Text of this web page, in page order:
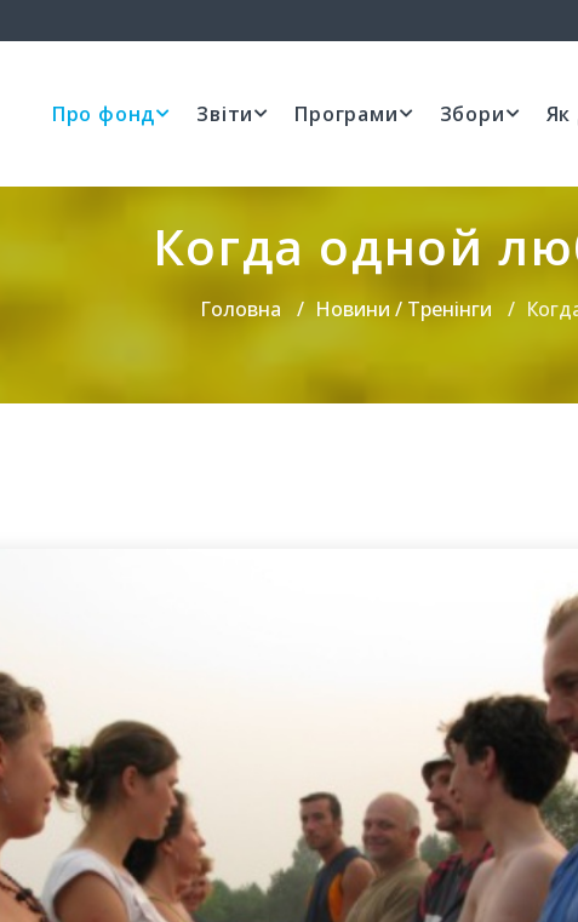
Про фонд Звіти Програми Збори Як
Когда одной
Головна Новини / Тренінги